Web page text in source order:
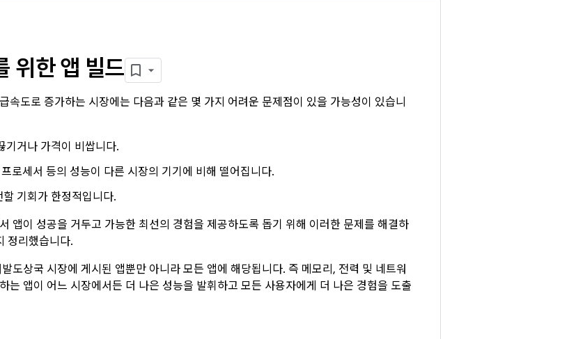
위한 앱 빌드
속도로 증가하는 시장에는 다음과 같은 몇 가지 어려운 문제점이 있을 가능성이 있습니
기거나 가격이 비쌉니다.
로세서 등의 성능이 다른 시장의 기기에 비해 떨어집니다.
기회가 한정적입니다.
앱이 성공을 거두고 가능한 최선의 경험을 제공하도록 돕기 위해 이러한 문제를 해결하
정리했습니다.
도상국 시장에 게시된 앱뿐만 아니라 모든 앱에 해당됩니다. 즉 메모리, 전력 및 네트워
는 앱이 어느 시장에서든 더 나은 성능을 발휘하고 모든 사용자에게 더 나은 경험을 도출